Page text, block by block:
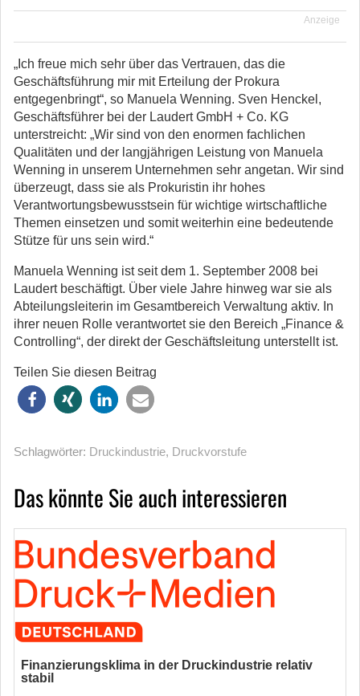
Anzeige
„Ich freue mich sehr über das Vertrauen, das die
Geschäftsführung mir mit Erteilung der Prokura
entgegenbringt“, so Manuela Wenning. Sven Henckel,
Geschäftsführer bei der Laudert GmbH + Co. KG
unterstreicht: „Wir sind von den enormen fachlichen
Qualitäten und der langjährigen Leistung von Manuela
Wenning in unserem Unternehmen sehr angetan. Wir sind
überzeugt, dass sie als Prokuristin ihr hohes
Verantwortungsbewusstsein für wichtige wirtschaftliche
Themen einsetzen und somit weiterhin eine bedeutende
Stütze für uns sein wird.“
Manuela Wenning ist seit dem 1. September 2008 bei
Laudert beschäftigt. Über viele Jahre hinweg war sie als
Abteilungsleiterin im Gesamtbereich Verwaltung aktiv. In
ihrer neuen Rolle verantwortet sie den Bereich „Finance &
Controlling“, der direkt der Geschäftsleitung unterstellt ist.
Teilen Sie diesen Beitrag
Schlagwörter: Druckindustrie, Druckvorstufe
Das könnte Sie auch interessieren
Finanzierungsklima in der Druckindustrie relativ
stabil